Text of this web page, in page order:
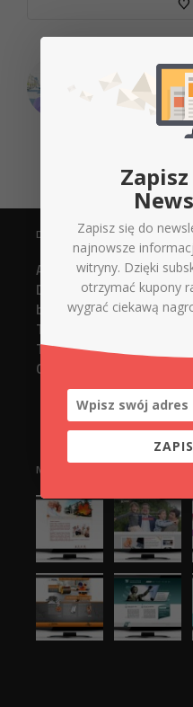
Michał
DANE KONTAKTOWE
Agencja Reklamowa
Digital Xperts
biuro@d-x.pl
Tel. 737748919 (strony
Tel. 737748918 (serwis +
Górnicza 12/14 lokal 005
NASZE REALIZACJE:
Zapisz się do
najnowsze
witryny. Dzięki
otrzymać kupony
wygrać ciekawą